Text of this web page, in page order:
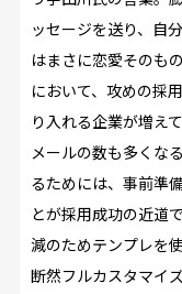
ッセージを送り、自
はまさに恋愛そのも
において、攻めの採
り入れる企業が増え
メールの数も多くな
るためには、事前準
とが採用成功の近道
減のためテンプレを
断然フルカスタマイ